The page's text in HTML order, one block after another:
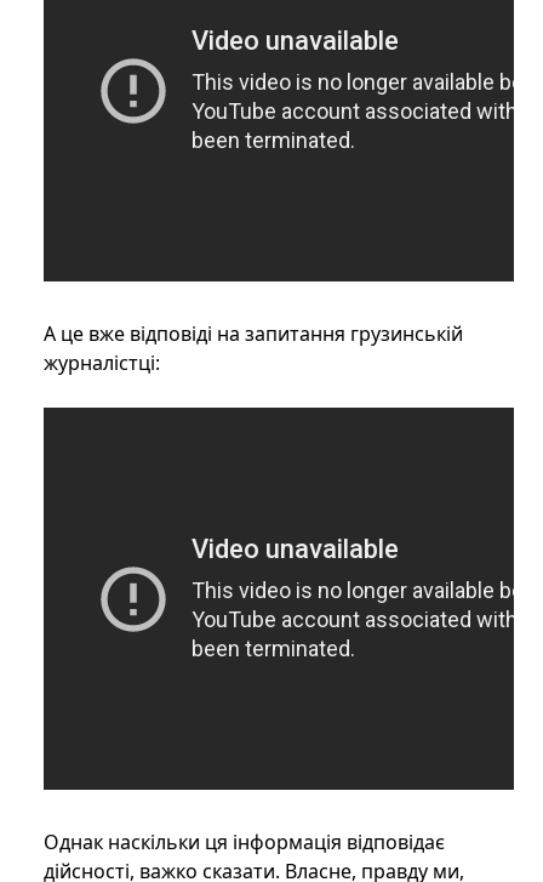
А це вже відповіді на запитання грузинській
журналістці:
Однак наскільки ця інформація відповідає
дійсності, важко сказати. Власне, правду ми,